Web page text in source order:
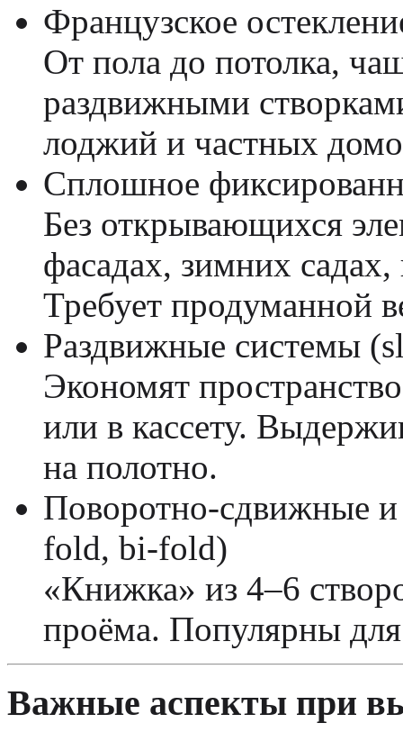
Французское
От пола до потолка,
раздвижными
лоджий и частных
Сплошное
Без открывающихся
фасадах, зимних
Требует продуманной
Раздвижные системы
Экономят
или в кассету.
на полотно.
Поворотно-сдвижные
fold, bi-fold)
«Книжка» из 4–6
проёма. Популярны
Важные аспекты при